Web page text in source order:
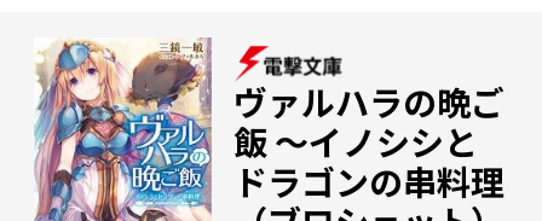
ヴァルハラの晩ご
飯 ～イノシシと
ドラゴンの串料理